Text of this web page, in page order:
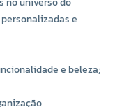
e
e beleza;